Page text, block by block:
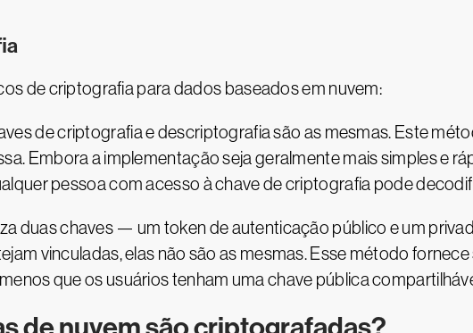
de criptografia para dados baseados em nuvem:
de criptografia e descriptografia são as mesmas. Este
Embora a implementação seja geralmente mais simples e
pessoa com acesso à chave de criptografia pode
duas chaves — um token de autenticação público e um
vinculadas, elas não são as mesmas. Esse método
que os usuários tenham uma chave pública